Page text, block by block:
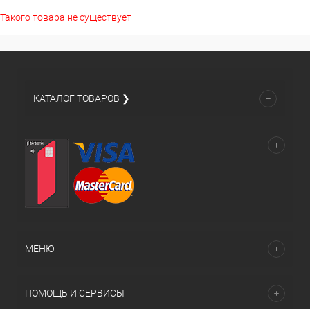
Такого товара не существует
КАТАЛОГ ТОВАРОВ ❯
МЕНЮ
ПОМОЩЬ И СЕРВИСЫ